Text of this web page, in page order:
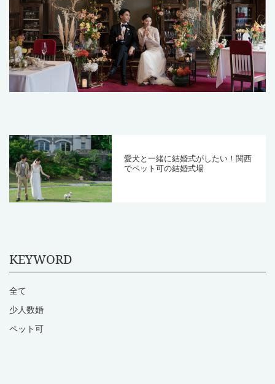
愛犬と一緒に結婚式がしたい！関西
でペット可の結婚式場
KEYWORD
全て
少人数婚
ペット可